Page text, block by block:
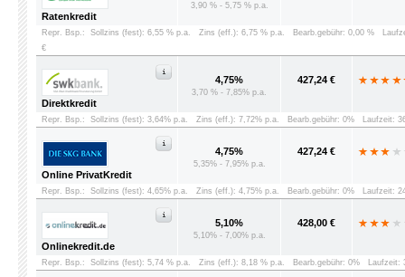
Ratenkredit
3,90 % - 5,75 % p.a.
Repr. Bsp.: Sollzins (fest): 6,55 % p.a. Zins (eff.): 6,75 % p.a. Bearb.gebühr: 0,00 %
€
Direktkredit
4,75%
3,70 % - 7,85% p.a.
427,24 €
Repr. Bsp.: Sollzins (fest): 3,64% p.a. Zins (eff.): 7,72% p.a. Bearb.gebühr: 0% Laufzeit:
Online PrivatKredit
4,75%
5,35% - 7,95% p.a.
427,24 €
Repr. Bsp.: Sollzins (fest): 4,65% p.a. Zins (eff.): 4,75% p.a. Bearb.gebühr: 0% Laufzeit:
Onlinekredit.de
5,10%
5,10% - 7,00% p.a.
428,00 €
Repr. Bsp.: Sollzins (fest): 5,74 % p.a. Zins (eff.): 8,18 % p.a. Bearb.gebühr: 0% Laufzeit: